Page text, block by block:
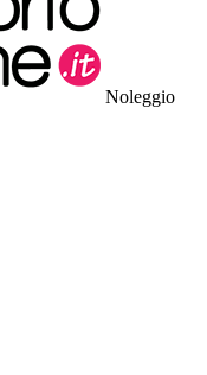
Noleggio